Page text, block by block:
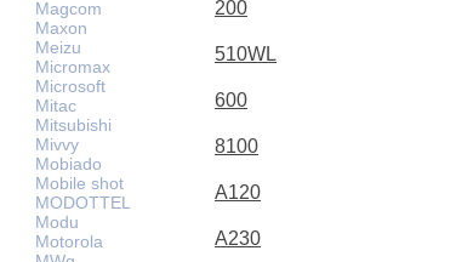
Magcom
Maxon
Meizu
Micromax
Microsoft
Mitac
Mitsubishi
Mivvy
Mobiado
Mobile shot
MODOTTEL
Modu
Motorola
200
510WL
600
8100
A120
A230